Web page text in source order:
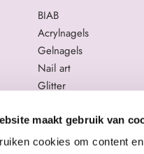
maakt gebruik van
cookies om content
BIAB
Acrylnagels
Gelnagels
Nail art
Glitter
Overige